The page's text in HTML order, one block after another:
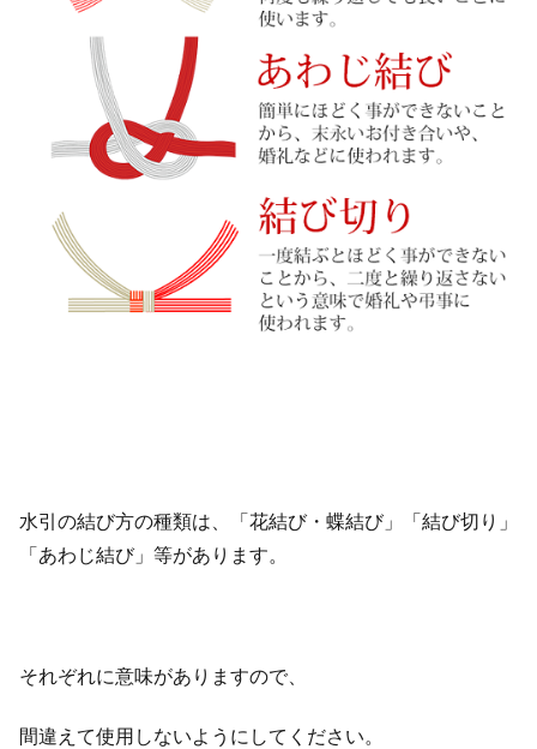
水引の結び方の種類は、「花結び・蝶結び」「結び切り」
「あわじ結び」等があります。
それぞれに意味がありますので、
間違えて使用しないようにしてください。